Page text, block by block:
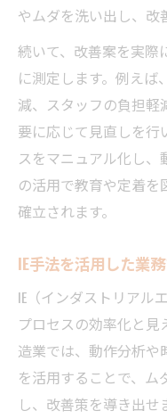
やムダを洗い出し、改
続いて、改善案を実際
に測定します。例え
減、スタッフの負担
要に応じて見直しを行
スをマニュアル化し、
の活用で教育や定着
確立されます。
IE手法を活用した業
IE（インダストリアル
プロセスの効率化と
造業では、動作分析や
を活用することで、ム
し、改善策を導き出せ